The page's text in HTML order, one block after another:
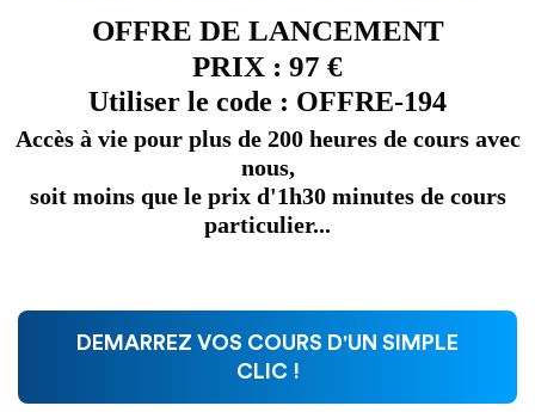
OFFRE DE LANCEMENT
PRIX : 97 €
Utiliser le code : OFFRE-194
Accès à vie pour plus de 200 heures de cours avec
nous,
soit moins que le prix d'1h30 minutes de cours
particulier...
DEMARREZ VOS COURS D'UN SIMPLE
CLIC !